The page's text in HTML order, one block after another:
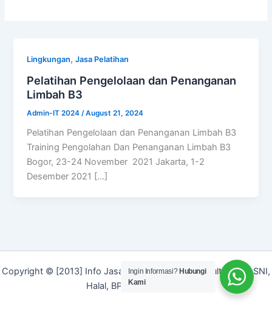
Lingkungan,Jasa Pelatihan
Pelatihan Pengelolaan dan Penanganan
Limbah B3
Admin-IT 2024 /August 21, 2024
Pelatihan Pengelolaan dan Penanganan Limbah B3
Training Pengolahan Dan Penanganan Limbah B3
Bogor, 23-24 November 2021 Jakarta, 1-2
Desember 2021 […]
Copyright © [2013] Info Jasa | Layanan Jasa Konsultan ISO, SNI,
Halal, BPOM dan Merek]
Ingin Informasi? Hubungi
Kami